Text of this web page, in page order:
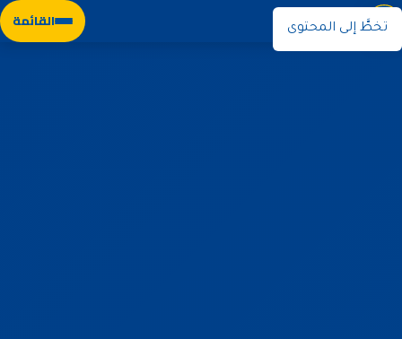
تخطَّ إلى المحتوى القائمة نوران